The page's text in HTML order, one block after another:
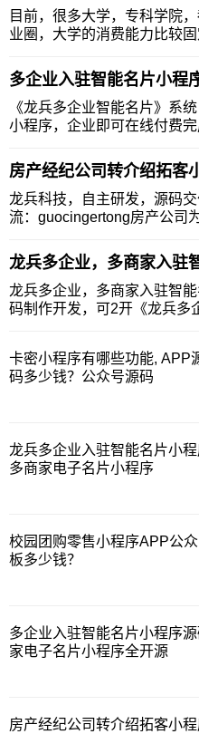
目前，很多大学，专科学院
业圈，大学的消费能力比较
乎是处于垄断的地位，外面
入。但是，校外的商家又想分
从大学生创业的市场挖掘潜
会获得成功。我
多企业入驻智能名片小程
《龙兵多企业智能名片》系
小程序，企业即可在线付费
章，获客短视频，商城，雷达
统、客服聊天系统等，快速帮
决展示，引流，洞察客户，管
业绩的需求。那
房产经纪公司转介绍拓客
龙兵科技，自主研发，源码
流：guocingertong房产公司
差？你知道原因吗？很多房产
兼职的房产经纪人。就是不拿
旦成交，就可以获得高额提
种
龙兵多企业，多商家入驻
龙兵多企业，多商家入驻智
码制作开发，可2开《龙兵多
时就会拥有智能名片、获客
章、获客短视频、在线商城、
卡密小程序有哪些功能, APP
码多少钱？公众号源码
龙兵多企业入驻智能名片小程
多商家电子名片小程序
校园团购零售小程序APP公
板多少钱？
多企业入驻智能名片小程序
家电子名片小程序全开源
房产经纪公司转介绍拓客小